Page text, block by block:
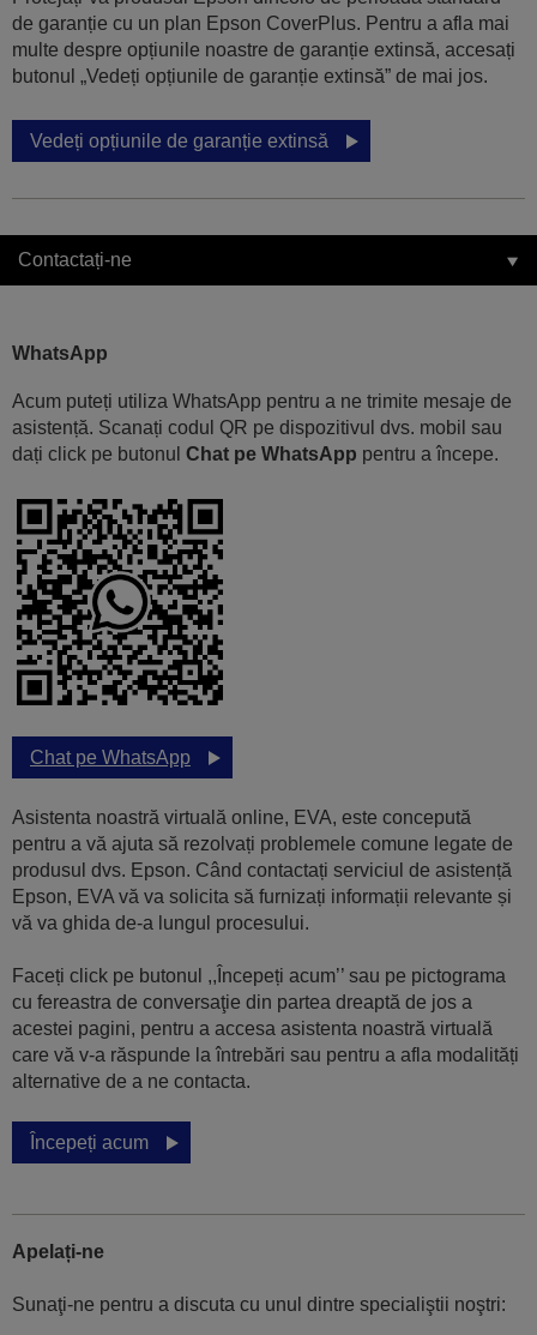
de garanție cu un plan Epson CoverPlus. Pentru a afla mai
multe despre opțiunile noastre de garanție extinsă, accesați
butonul „Vedeți opțiunile de garanție extinsă” de mai jos.
Vedeți opțiunile de garanție extinsă
Contactați-ne
WhatsApp
Acum puteți utiliza WhatsApp pentru a ne trimite mesaje de
asistență. Scanați codul QR pe dispozitivul dvs. mobil sau
dați click pe butonul Chat pe WhatsApp pentru a începe.
Chat pe WhatsApp
Asistenta noastră virtuală online, EVA, este concepută
pentru a vă ajuta să rezolvați problemele comune legate de
produsul dvs. Epson. Când contactați serviciul de asistență
Epson, EVA vă va solicita să furnizați informații relevante și
vă va ghida de-a lungul procesului.
Faceți click pe butonul ,,Începeți acum’’ sau pe pictograma
cu fereastra de conversaţie din partea dreaptă de jos a
acestei pagini, pentru a accesa asistenta noastră virtuală
care vă v-a răspunde la întrebări sau pentru a afla modalități
alternative de a ne contacta.
Începeți acum
Apelați-ne
Sunaţi-ne pentru a discuta cu unul dintre specialiştii noştri: